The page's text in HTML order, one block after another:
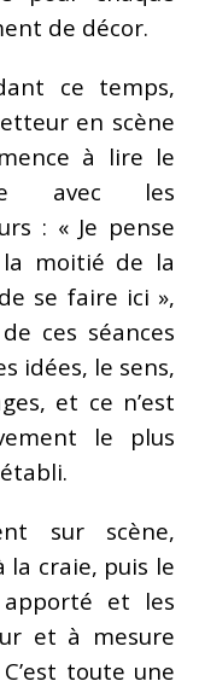
de décor.
ce temps,
en scène
à lire le
avec les
: « Je pense
moitié de la
se faire ici »,
ces séances
idées, le sens,
et ce n’est
le plus
sur scène,
la craie, puis le
apporté et les
et à mesure
toute une